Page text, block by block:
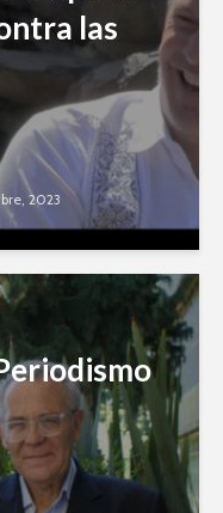
las
2023